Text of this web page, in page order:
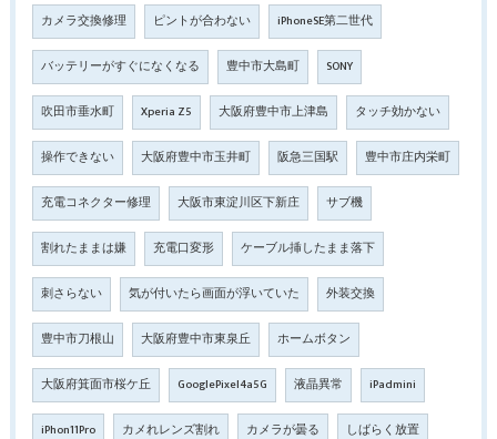
カメラ交換修理 ピントが合わない iPhoneSE第二世代
バッテリーがすぐになくなる 豊中市大島町 SONY
吹田市垂水町 Xperia Z5 大阪府豊中市上津島 タッチ効かない
操作できない 大阪府豊中市玉井町 阪急三国駅 豊中市庄内栄町
充電コネクター修理 大阪市東淀川区下新庄 サブ機
割れたままは嫌 充電口変形 ケーブル挿したまま落下
刺さらない 気が付いたら画面が浮いていた 外装交換
豊中市刀根山 大阪府豊中市東泉丘 ホームボタン
大阪府箕面市桜ケ丘 GooglePixel4a5G 液晶異常 iPadmini
iPhon11Pro カメれレンズ割れ カメラが曇る しばらく放置